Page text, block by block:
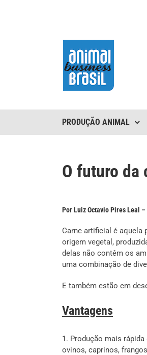
PRODUÇÃO ANIMAL
O futuro da
Por Luiz Octavio Pires Leal
Carne artificial é aquela
origem vegetal,
delas não contêm os
uma combinação de
E também estão em
Vantagens
1. Produção mais
ovinos, caprinos,